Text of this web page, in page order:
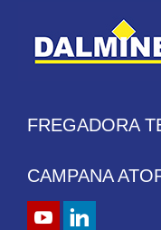
FREGADORA
CAMPANA